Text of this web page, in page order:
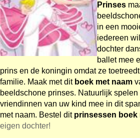
Prinses
in een
iedereen
dochter
ballet mee
prins en de koningin omdat ze
familie. Maak met dit boek met naam
beeldschone prinses. Natuurlijk
vriendinnen van uw kind mee in dit
met naam. Bestel dit prinsessen boek
eigen dochter!